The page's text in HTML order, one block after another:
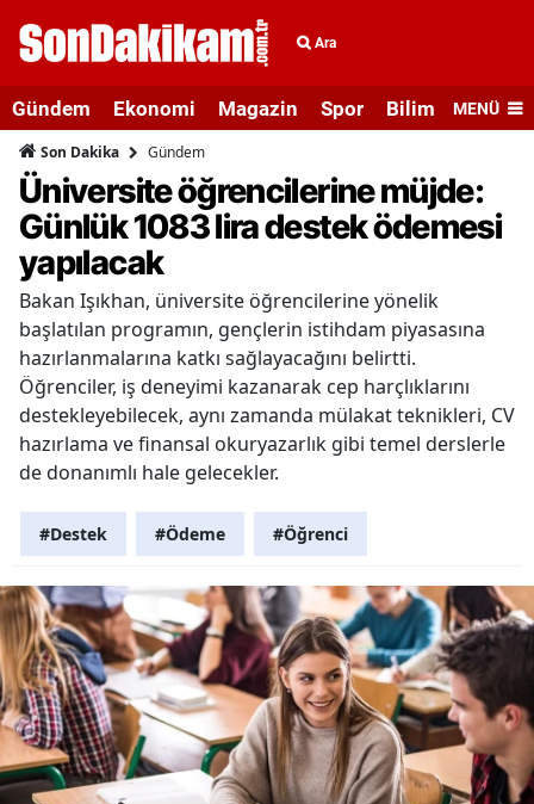
Ara
Gündem Ekonomi Magazin Spor Bilim veMENÜ
Son Dakika Gündem
Üniversite öğrencilerine müjde:
Günlük 1083 lira destek ödemesi
yapılacak
Bakan Işıkhan, üniversite öğrencilerine yönelik
başlatılan programın, gençlerin istihdam piyasasına
hazırlanmalarına katkı sağlayacağını belirtti.
Öğrenciler, iş deneyimi kazanarak cep harçlıklarını
destekleyebilecek, aynı zamanda mülakat teknikleri, CV
hazırlama ve finansal okuryazarlık gibi temel derslerle
de donanımlı hale gelecekler.
#Destek #Ödeme #Öğrenci